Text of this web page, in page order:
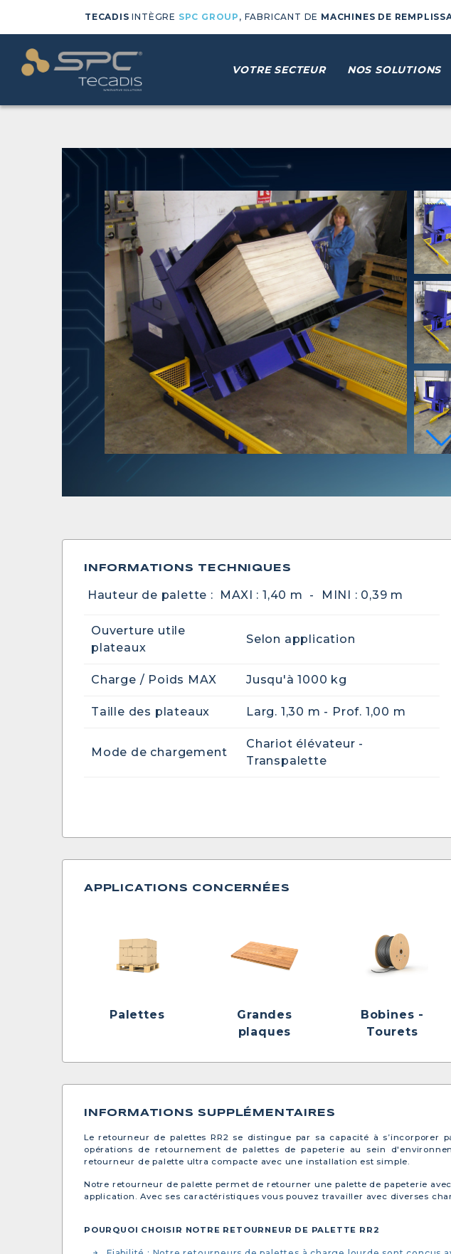
TECADIS INTÈGRE SPC GROUP , FABRICANT DE MACHINES DE
VOTRE SECTEUR NOS SOLUTIONS
INFORMATIONS TECHNIQUES
Hauteur de palette : MAXI : 1,40 m - MINI : 0,39 m
Ouverture utile
plateaux
Selon application
Charge / Poids MAX Jusqu'à 1000 kg
Taille des plateaux Larg. 1,30 m - Prof. 1,00 m
Mode de chargement
Chariot élévateur -
Transpalette
APPLICATIONS CONCERNÉES
Palettes
Grandes
plaques
Bobines -
Tourets
INFORMATIONS SUPPLÉMENTAIRES
Le retourneur de palettes RR2 se distingue par sa capacité à
opérations de retournement de palettes de papeterie au sein
retourneur de palette ultra compacte avec une installation est simple.
Notre retourneur de palette permet de retourner une palette de papeterie
application. Avec ses caractéristiques vous pouvez travailler avec diverses
POURQUOI CHOISIR NOTRE RETOURNEUR DE PALETTE RR2